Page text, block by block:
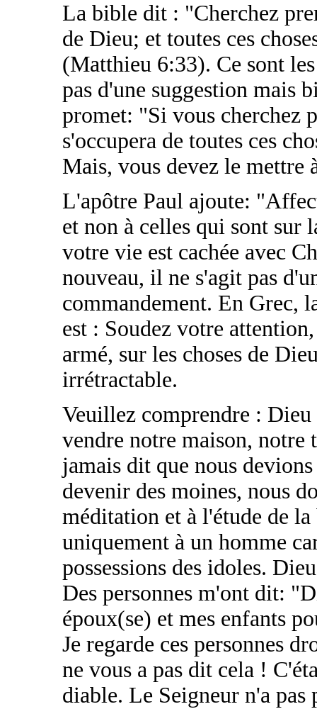
La bible dit : "Cherchez
de Dieu; et toutes ces
(Matthieu 6:33). Ce sont
pas d'une suggestion mais
promet: "Si vous cherchez
s'occupera de toutes ces
Mais, vous devez le mettre
L'apôtre Paul ajoute:
et non à celles qui sont sur
votre vie est cachée avec
nouveau, il ne s'agit pas
commandement. En Grec,
est : Soudez votre
armé, sur les choses de
irrétractable.
Veuillez comprendre : Dieu
vendre notre maison, notre
jamais dit que nous
devenir des moines, nous
méditation et à l'étude de
uniquement à un homme
possessions des idoles.
Des personnes m'ont dit:
époux(se) et mes enfants
Je regarde ces personnes
ne vous a pas dit cela !
diable. Le Seigneur n'a